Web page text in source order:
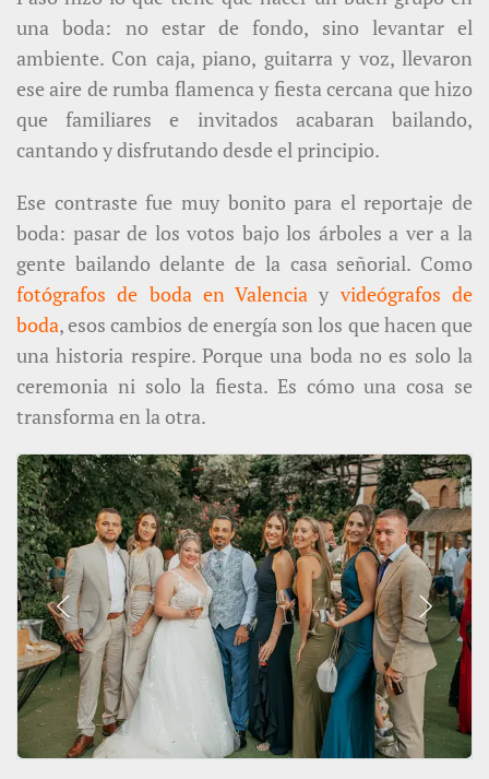
una boda: no estar de fondo, sino levantar el
ambiente. Con caja, piano, guitarra y voz, llevaron
ese aire de rumba flamenca y fiesta cercana que hizo
que familiares e invitados acabaran bailando,
cantando y disfrutando desde el principio.
Ese contraste fue muy bonito para el reportaje de
boda: pasar de los votos bajo los árboles a ver a la
gente bailando delante de la casa señorial. Como
fotógrafos de boda en Valencia y videógrafos de
boda, esos cambios de energía son los que hacen que
una historia respire. Porque una boda no es solo la
ceremonia ni solo la fiesta. Es cómo una cosa se
transforma en la otra.